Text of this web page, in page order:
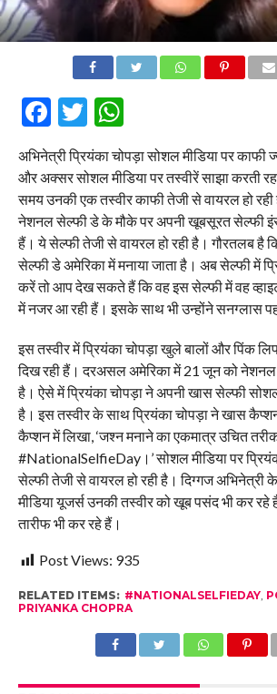
Facebook
Twitter
WhatsApp
अभिनेत्री प्रियंका चोपड़ा सोशल मीडिया पर काफी
और अक्सर सोशल मीडिया पर तस्वीरें साझा करती
समय उनकी एक तस्वीर काफी तेजी से वायरल हो
नेशनल सेल्फी डे के मौके पर अपनी खूबसूरत सेल्फी
हैं। ये सेल्फी तेजी से वायरल हो रही है। गौरतलब है
सेल्फी डे अमेरिका में मनाया जाता है। अब सेल्फी में
करें तो आप देख सकते हैं कि वह इस सेल्फी में वह
में नजर आ रही हैं। इसके साथ भी उन्होंने सनग्लास
इस तस्वीर में प्रियंका चोपड़ा खुले बालों और पिंक
दिख रही हैं। दरअसल अमेरिका में 21 जून को नेशनल
है। ऐसे में प्रियंका चोपड़ा ने अपनी खास सेल्फी सोशल
है। इस तस्वीर के साथ प्रियंका चोपड़ा ने खास कैप्शन
कैप्शन में लिखा, ‘जश्न मनाने का एकमात्र उचित
#NationalSelfieDay।’ सोशल मीडिया पर
सेल्फी तेजी से वायरल हो रही है। दिग्गज
मीडिया यूजर्स उनकी तस्वीर को खूब पसंद भी कर
तारीफ भी कर रहे हैं।
Post Views: 935
RELATED ITEMS: #NATIONALSELFIEDAY,
PRIYANKA CHOPRA